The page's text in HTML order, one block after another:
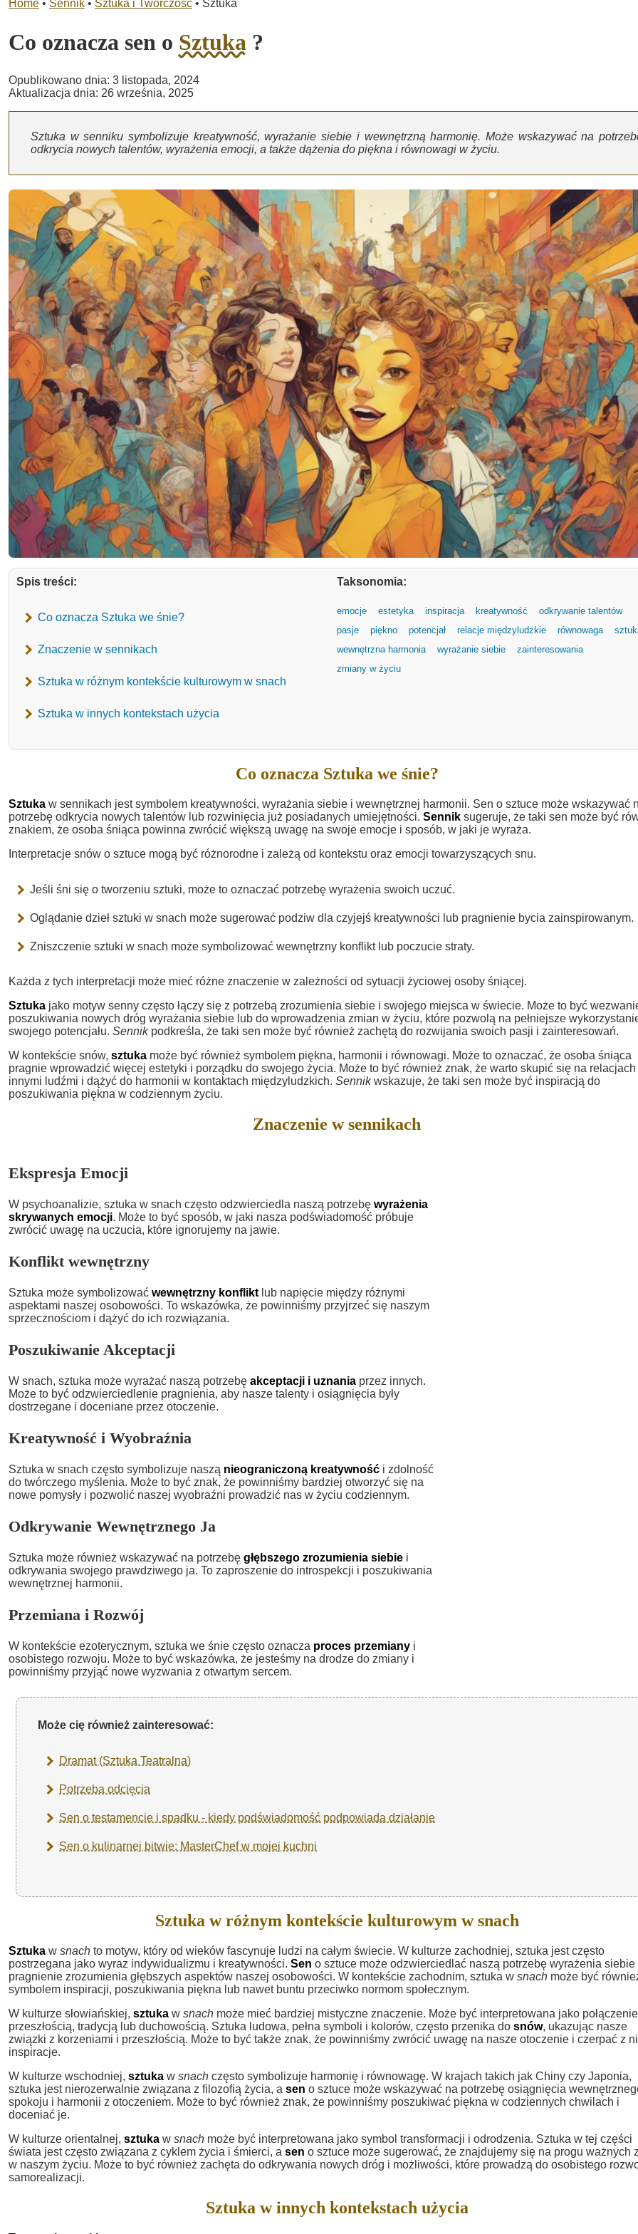
Home • Sennik • Sztuka i Twórczość • Sztuka
Co oznacza sen o Sztuka ?
Opublikowano dnia: 3 listopada, 2024
Aktualizacja dnia: 26 września, 2025
Sztuka w senniku symbolizuje kreatywność, wyrażanie siebie i wewnętrzną harmonię. Może wskazywać na
odkrycia nowych talentów, wyrażenia emocji, a także dążenia do piękna i równowagi w życiu.
Spis treści:
Co oznacza Sztuka we śnie?
Znaczenie w sennikach
Sztuka w różnym kontekście kulturowym w snach
Sztuka w innych kontekstach użycia
Taksonomia:
emocje estetyka inspiracja kreatywność
odkrywanie talentów
pasje
piękno potencjał relacje międzyludzkie równowaga
wewnętrzna harmonia
wyrażanie siebie
zainteresowania
zmiany w życiu
Co oznacza Sztuka we śnie?
Sztuka w sennikach jest symbolem kreatywności, wyrażania siebie i wewnętrznej harmonii. Sen o sztuce może wskazywać
potrzebę odkrycia nowych talentów lub rozwinięcia już posiadanych umiejętności. Sennik sugeruje, że taki sen może być
znakiem, że osoba śniąca powinna zwrócić większą uwagę na swoje emocje i sposób, w jaki je wyraża.
Interpretacje snów o sztuce mogą być różnorodne i zależą od kontekstu oraz emocji towarzyszących snu.
Jeśli śni się o tworzeniu sztuki, może to oznaczać potrzebę wyrażenia swoich uczuć.
Oglądanie dzieł sztuki w snach może sugerować podziw dla czyjejś kreatywności lub pragnienie bycia zainspirowanym.
Zniszczenie sztuki w snach może symbolizować wewnętrzny konflikt lub poczucie straty.
Każda z tych interpretacji może mieć różne znaczenie w zależności od sytuacji życiowej osoby śniącej.
Sztuka jako motyw senny często łączy się z potrzebą zrozumienia siebie i swojego miejsca w świecie. Może to być
poszukiwania nowych dróg wyrażania siebie lub do wprowadzenia zmian w życiu, które pozwolą na pełniejsze
swojego potencjału. Sennikpodkreśla, że taki sen może być również zachętą do rozwijania swoich pasji i zainteresowań.
W kontekście snów, sztuka może być również symbolem piękna, harmonii i równowagi. Może to oznaczać, że osoba śniąca
pragnie wprowadzić więcej estetyki i porządku do swojego życia. Może to być również znak, że warto skupić się na relacjach
innymi ludźmi i dążyć do harmonii w kontaktach międzyludzkich. Sennikwskazuje, że taki sen może być inspiracją do
poszukiwania piękna w codziennym życiu.
Znaczenie w sennikach
Ekspresja Emocji
W psychoanalizie, sztuka w snach często odzwierciedla naszą potrzebę wyrażenia
skrywanych emocji. Może to być sposób, w jaki nasza podświadomość próbuje
zwrócić uwagę na uczucia, które ignorujemy na jawie.
Konflikt wewnętrzny
Sztuka może symbolizować wewnętrzny konflikt lub napięcie między różnymi
aspektami naszej osobowości. To wskazówka, że powinniśmy przyjrzeć się naszym
sprzecznościom i dążyć do ich rozwiązania.
Poszukiwanie Akceptacji
W snach, sztuka może wyrażać naszą potrzebę akceptacji i uznania przez innych.
Może to być odzwierciedlenie pragnienia, aby nasze talenty i osiągnięcia były
dostrzegane i doceniane przez otoczenie.
Kreatywność i Wyobraźnia
Sztuka w snach często symbolizuje naszą nieograniczoną kreatywność i zdolność
do twórczego myślenia. Może to być znak, że powinniśmy bardziej otworzyć się na
nowe pomysły i pozwolić naszej wyobraźni prowadzić nas w życiu codziennym.
Odkrywanie Wewnętrznego Ja
Sztuka może również wskazywać na potrzebę głębszego zrozumienia siebie i
odkrywania swojego prawdziwego ja. To zaproszenie do introspekcji i poszukiwania
wewnętrznej harmonii.
Przemiana i Rozwój
W kontekście ezoterycznym, sztuka we śnie często oznacza proces przemiany i
osobistego rozwoju. Może to być wskazówka, że jesteśmy na drodze do zmiany i
powinniśmy przyjąć nowe wyzwania z otwartym sercem.
Może cię również zainteresować:
Dramat (Sztuka Teatralna)
Potrzeba odcięcia
Sen o testamencie i spadku - kiedy podświadomość podpowiada działanie
Sen o kulinarnej bitwie: MasterChef w mojej kuchni
Sztuka w różnym kontekście kulturowym w snach
Sztuka w snach to motyw, który od wieków fascynuje ludzi na całym świecie. W kulturze zachodniej, sztuka jest często
postrzegana jako wyraz indywidualizmu i kreatywności. Sen o sztuce może odzwierciedlać naszą potrzebę wyrażenia siebie
pragnienie zrozumienia głębszych aspektów naszej osobowości. W kontekście zachodnim, sztuka w snach może być
symbolem inspiracji, poszukiwania piękna lub nawet buntu przeciwko normom społecznym.
W kulturze słowiańskiej, sztuka w snach może mieć bardziej mistyczne znaczenie. Może być interpretowana jako
przeszłością, tradycją lub duchowością. Sztuka ludowa, pełna symboli i kolorów, często przenika do snów, ukazując nasze
związki z korzeniami i przeszłością. Może to być także znak, że powinniśmy zwrócić uwagę na nasze otoczenie i czerpać z
inspiracje.
W kulturze wschodniej, sztuka w snach często symbolizuje harmonię i równowagę. W krajach takich jak Chiny czy Japonia,
sztuka jest nierozerwalnie związana z filozofią życia, a sen o sztuce może wskazywać na potrzebę osiągnięcia
spokoju i harmonii z otoczeniem. Może to być również znak, że powinniśmy poszukiwać piękna w codziennych chwilach i
doceniać je.
W kulturze orientalnej, sztuka w snach może być interpretowana jako symbol transformacji i odrodzenia. Sztuka w tej części
świata jest często związana z cyklem życia i śmierci, a sen o sztuce może sugerować, że znajdujemy się na progu ważnych
w naszym życiu. Może to być również zachęta do odkrywania nowych dróg i możliwości, które prowadzą do osobistego
samorealizacji.
Sztuka w innych kontekstach użycia